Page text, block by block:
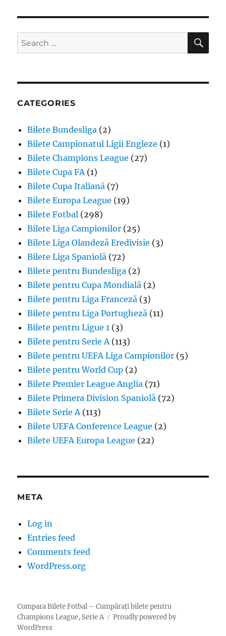
Search
for:
CATEGORIES
Bilete Bundesliga (2)
Bilete Campionatul Ligii Engleze (1)
Bilete Champions League (27)
Bilete Cupa FA(1)
Bilete Cupa Italiană (7)
Bilete Europa League (19)
Bilete Fotbal (298)
Bilete Liga Campionilor (25)
Bilete Liga Olandeză Eredivisie (3)
Bilete Liga Spaniolă (72)
Bilete pentru Bundesliga (2)
Bilete pentru Cupa Mondială (2)
Bilete pentru Liga Franceză (3)
Bilete pentru Liga Portugheză (11)
Bilete pentru Ligue 1 (3)
Bilete pentru Serie A(113)
Bilete pentru UEFA Liga Campionilor (5)
Bilete pentru World Cup (2)
Bilete Premier League Anglia (71)
Bilete Primera Division Spaniolă (72)
Bilete Serie A(113)
Bilete UEFA Conference League (2)
Bilete UEFA Europa League (22)
META
Log in
Entries feed
Comments feed
WordPress.org
Cumpara Bilete Fotbal – Cumpărați bilete pentru
Champions League, Serie A
Proudly powered by
WordPress